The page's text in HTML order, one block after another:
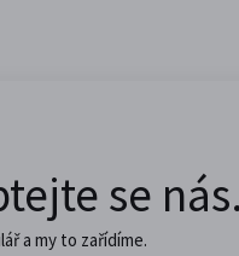
se
a my to zařídíme.